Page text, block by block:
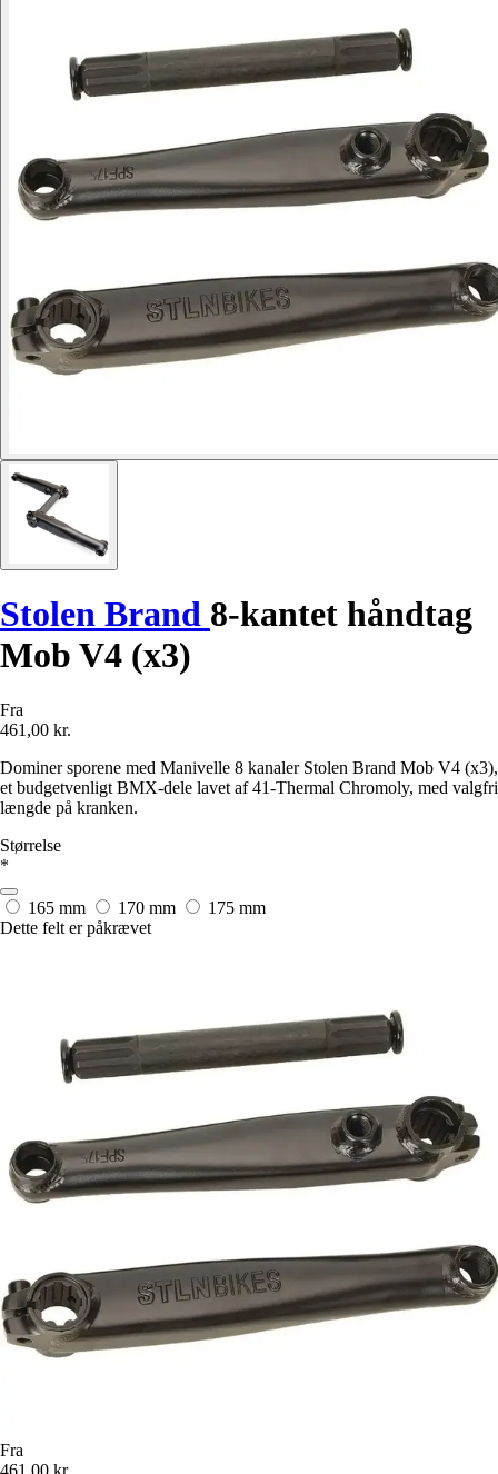
Stolen Brand 8-kantet håndtag
Mob V4 (x3)
Fra
461,00 kr.
Dominer sporene med Manivelle 8 kanaler Stolen Brand Mob V4 (x3),
et budgetvenligt BMX-dele lavet af 41-Thermal Chromoly, med valgfri
længde på kranken.
Størrelse
*
165 mm 170 mm
175 mm
Dette felt er påkrævet
Fra
461,00 kr.